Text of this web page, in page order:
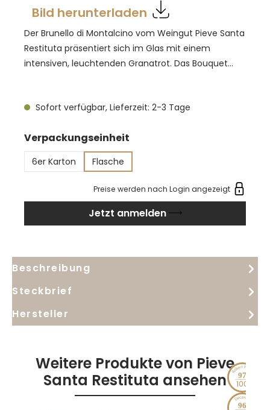
Bild herunterladen
Der Brunello di Montalcino vom Weingut Pieve Santa
Restituta präsentiert sich im Glas mit einem
intensiven, leuchtenden Granatrot. Das Bouquet
Kirschen, begleitet von nussigen Noten wie Mandeln
Gaumen zeigt dieser Brunello seine volle Intensität,
mit einem beeindruckenden Körper, samtigen und
dichten Tanninen. Die Mineralität harmoniert
perfekt mit der Tanninstruktur und verleiht dem
Wein eine besondere Ausgewogenheit. Der lange
Nachhall ist geprägt von feiner Würze und
nachhaltiger Eleganz.
Sofort verfügbar, Lieferzeit: 2-3 Tage
Verpackungseinheit
6er Karton Flasche
Preise werden nach Login angezeigt
Jetzt anmelden
Beschreibung
Steckbrief
Hersteller
Weitere Produkte von Pieve
Santa Restituta ansehen
97
96